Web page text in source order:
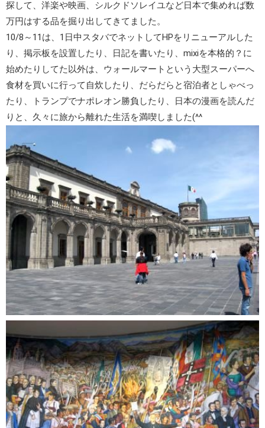
探して、洋楽や映画、シルクドソレイユなど日本で集めれば数
万円はする品を掘り出してきてました。
10/8～11は、1日中スタバでネットしてHPをリニューアルした
り、掲示板を設置したり、日記を書いたり、mixiを本格的？に
始めたりしてた以外は、ウォールマートという大型スーパーへ
食材を買いに行って自炊したり、だらだらと宿泊者としゃべっ
たり、トランプでナポレオン勝負したり、日本の漫画を読んだ
りと、久々に旅から離れた生活を満喫しました(^^ゞ